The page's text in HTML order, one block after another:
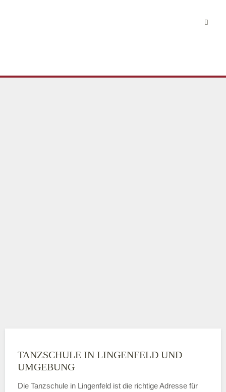
TANZSCHULE IN LINGENFELD UND
UMGEBUNG
Die Tanzschule in Lingenfeld ist die richtige Adresse für